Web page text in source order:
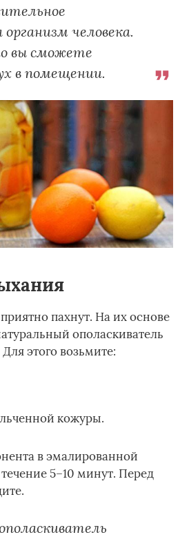
организм человека.
вы сможете
в помещении.
пахнут. На их основе
ополаскиватель
этого возьмите:
кожуры.
в эмалированной
5–10 минут. Перед